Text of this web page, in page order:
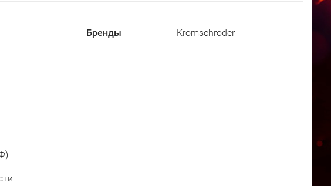
Бренды Kromschroder